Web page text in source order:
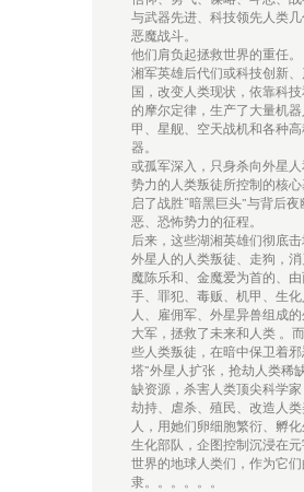
与武器先进、科技领先人类
恶魔战斗。
他们肩负起拯救世界的重任。
湘军英雄后代们或科技创新
国，改变人类现状，依靠科
的摩尔定律，生产了大量机
甲、星舰、空天战机和各种
器。
或孤军深入，只身杀向外星
势力的人类叛徒所控制的核
启了战胜“暗黑巨头”与背后夜
恶、恐怖势力的征程。
后来，这些湖湘英雄们彻底
外星人的人类叛徒、走狗，
魔陈乐和、金魔爱为首的、
手、罪犯、毒贩、机甲、生
人、雇佣军、外星异兽组成
大军，拯救了未来和人类 。
些人类叛徒，在暗中保卫着邪
塔”外星人扩张，抢劫人类稀
缺资源，杀害人类顶尖科学家
劫持、虐杀、殖民、改造人
人，用她们卵细胞繁衍、孵
生化部队，企图控制沉浸在
世界的地球人类们，作为它
隶。。。。。。